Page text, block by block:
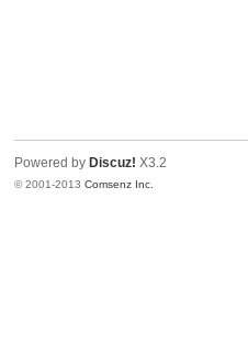
Powered by Discuz! X3.2
© 2001-2013Comsenz Inc.